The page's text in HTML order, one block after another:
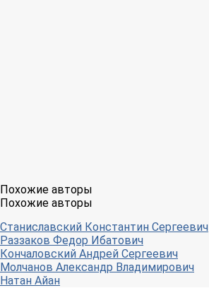
Похожие авторы
Похожие авторы
Станиславский Константин Сергеевич
Раззаков Федор Ибатович
Кончаловский Андрей Сергеевич
Молчанов Александр Владимирович
Натан Айан